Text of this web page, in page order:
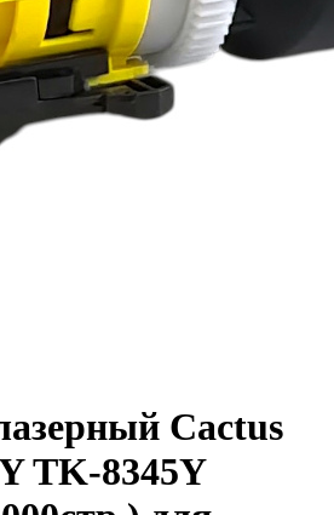
Cactus
TK-8345Y